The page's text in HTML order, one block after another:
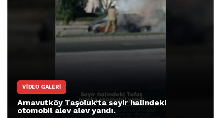
VIDEO GALERI
Arnavutköy Taşoluk’ta seyir halindeki
otomobil alev alev yandı.